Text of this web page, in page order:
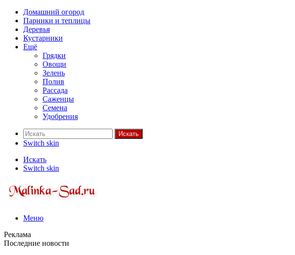
Домашний огород
Парники и теплицы
Деревья
Кустарники
Ещё
Грядки
Овощи
Зелень
Полив
Рассада
Саженцы
Семена
Удобрения
Искать
Switch skin
Искать
Switch skin
Меню
Реклама
Последние новости